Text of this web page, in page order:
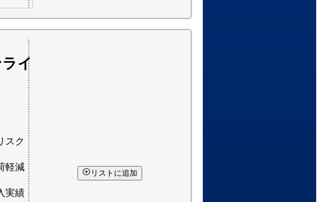
イ
スク
軽減
実績
リストに追加